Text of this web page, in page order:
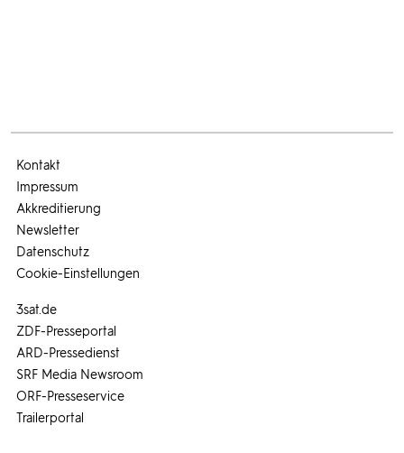
3sat.de
ZDF-Presseportal
ARD-Pressedienst
SRF Media Newsroom
ORF-Presseservice
Trailerportal
Kontakt
Impressum
Akkreditierung
Newsletter
Datenschutz
Cookie-Einstellungen